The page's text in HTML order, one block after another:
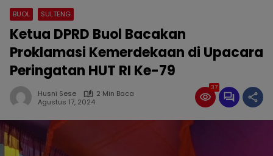
BUOL SULTENG
Ketua DPRD Buol Bacakan
Proklamasi Kemerdekaan di Upacara
Peringatan HUT RI Ke-79
Husni Sese
2 Min Baca
Agustus 17, 2024
37